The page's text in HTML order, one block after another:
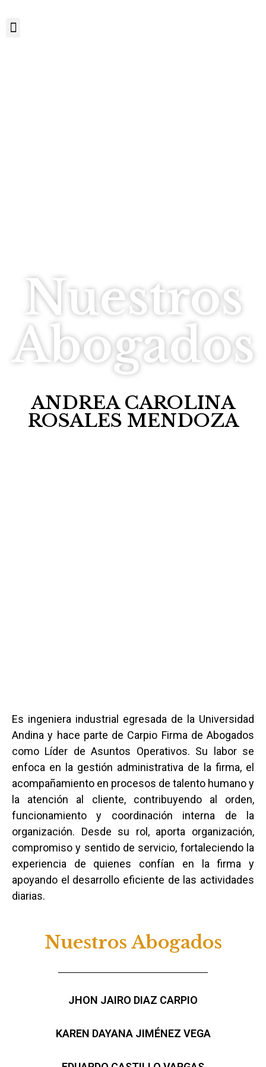
Nuestros
Abogados
ANDREA CAROLINA
ROSALES MENDOZA
Es ingeniera industrial egresada de la Universidad
Andina y hace parte de Carpio Firma de Abogados
como Líder de Asuntos Operativos. Su labor se
enfoca en la gestión administrativa de la firma, el
acompañamiento en procesos de talento humano y
la atención al cliente, contribuyendo al orden,
funcionamiento y coordinación interna de la
organización. Desde su rol, aporta organización,
compromiso y sentido de servicio, fortaleciendo la
experiencia de quienes confían en la firma y
apoyando el desarrollo eficiente de las actividades
diarias.
Nuestros Abogados
JHON JAIRO DIAZ CARPIO
KAREN DAYANA JIMÉNEZ VEGA